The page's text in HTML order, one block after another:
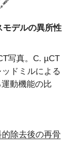
モデルの異所性
写真。C. µCT
ドミルによる
動機能の比
除去後の再骨